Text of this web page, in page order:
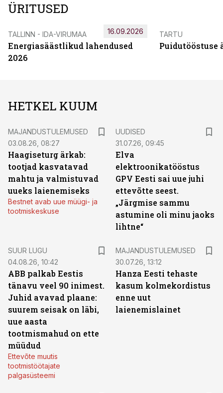
ÜRITUSED
TALLINN - IDA-VIRUMAA
Energiasäästlikud lahendused
2026
16.09.2026 TARTU
Puidutööstuse
HETKEL KUUM
MAJANDUSTULEMUSED
03.08.26, 08:27
Haagiseturg ärkab:
tootjad kasvatavad
mahtu ja valmistuvad
uueks laienemiseks
Bestnet avab uue müügi- ja
tootmiskeskuse
UUDISED
31.07.26, 09:45
Elva
elektroonikatööstus
GPV Eesti sai uue juhi
ettevõtte seest.
„Järgmise sammu
astumine oli minu jaoks
lihtne“
SUUR LUGU
04.08.26, 10:42
ABB palkab Eestis
tänavu veel 90 inimest.
Juhid avavad plaane:
suurem seisak on läbi,
uue aasta
tootmismahud on ette
müüdud
Ettevõte muutis
tootmistöötajate
palgasüsteemi
MAJANDUSTULEMUSED
30.07.26, 13:12
Hanza Eesti tehaste
kasum kolmekordistus
enne uut
laienemislainet